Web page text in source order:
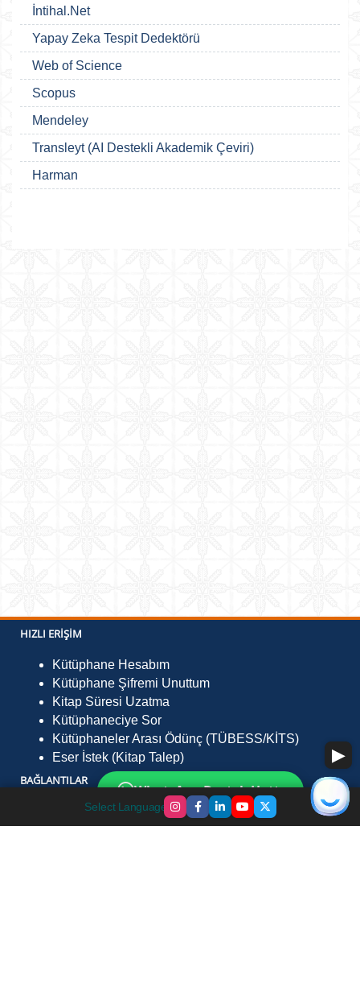
İntihal.Net
Yapay Zeka Tespit Dedektörü
Web of Science
Scopus
Mendeley
Transleyt (AI Destekli Akademik Çeviri)
Harman
Select Language ▼
HIZLI ERIŞIM
Kütüphane Hesabım
Kütüphane Şifremi Unuttum
Kitap Süresi Uzatma
Kütüphaneciye Sor
Kütüphaneler Arası Ödünç (TÜBESS/KİTS)
Eser İstek (Kitap Talep)
BAĞLANTILAR
Katalog Tarama ARÜ
To-Kat Toplu Katalog
WhatsApp Destek Hattı